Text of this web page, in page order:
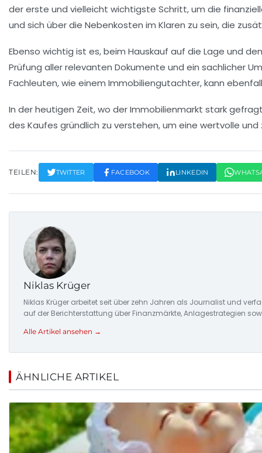
der erste und vielleicht wichtigste Schritt, um die
und sich über die Nebenkosten im Klaren zu sein, die
Ebenso wichtig ist es, beim Hauskauf auf die Lage und
Prüfung aller relevanten Dokumente und ein sachlicher
Fachleuten, wie einem Immobiliengutachter, kann
In der heutigen Zeit, wo derImmobilienmarkt stark
des Kaufes gründlich zu verstehen, um eine wertvolle
TEILEN: TWITTER FACEBOOK LINKEDIN
Niklas Krüger
Niklas Krüger arbeitet seit über zehn Jahren als Journalist und
auf der Berichterstattung über Finanzmärkte, Anlagestrategien
Alle Artikel ansehen →
ÄHNLICHE ARTIKEL